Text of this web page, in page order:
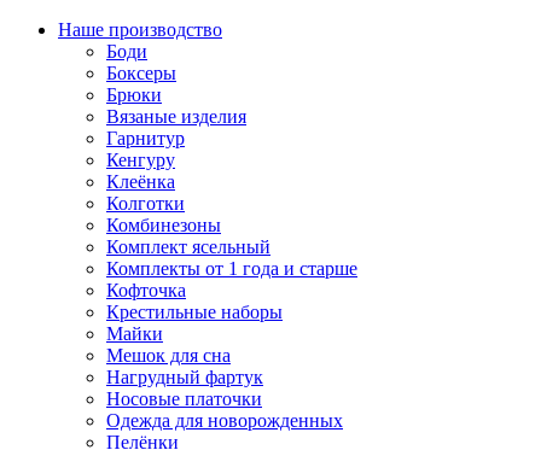
Наше производство
Боди
Боксеры
Брюки
Вязаные изделия
Гарнитур
Кенгуру
Клеёнка
Колготки
Комбинезоны
Комплект ясельный
Комплекты от 1 года и старше
Кофточка
Крестильные наборы
Майки
Мешок для сна
Нагрудный фартук
Носовые платочки
Одежда для новорожденных
Пелёнки